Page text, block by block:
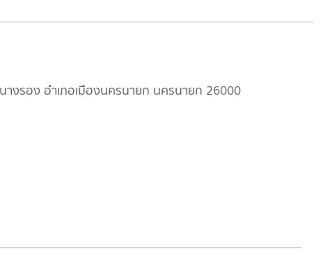
างรอง อำเภอเมืองนครนายก นครนายก 26000